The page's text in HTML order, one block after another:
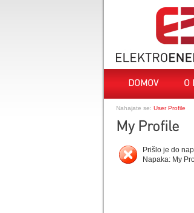
DOMOV O
Nahajate se: User Profile
My Profile
Prišlo je do
Napaka: My